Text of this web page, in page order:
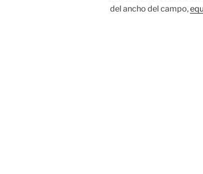
del ancho del campo,